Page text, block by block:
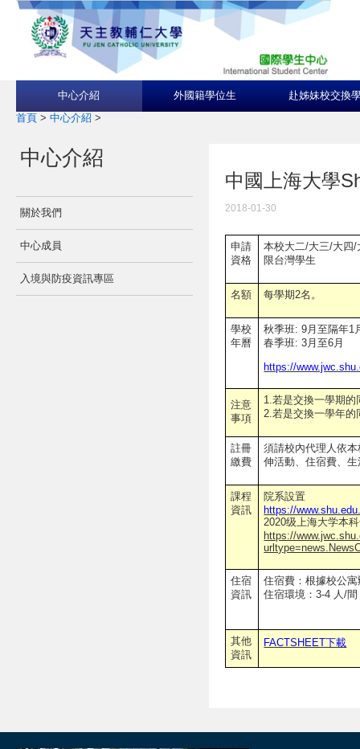
中心介紹 外國籍學位生 赴姊妹校交換
首頁 > 中心介紹 >
中心介紹
關於我們
中心成員
入境與防疫資訊專區
中國上海大學
2018-01-30
申請
資格
本校大二/大三/大四
限台灣學生
名額 每學期2名。
學校
年曆
秋季班: 9月至隔年1
春季班: 3月至6月
https://
注意
事項
1.若是交換一學期的
2.若是交換一學年的
註冊
繳費
須請校內代理人依
伸活動、住宿費、
課程
資訊
院系設置
https://
2020级上海大学本
https://
住宿
資訊
住宿費：根據校公
住宿環境：3-4 人/
其他
資訊
FACTSHEET下載